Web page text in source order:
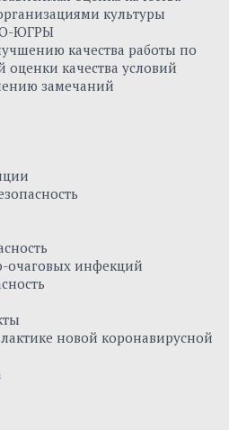
культуры
ЮГРЫ
качества работы по
оценки качества условий
замечаний
очаговых инфекций
новой коронавирусной